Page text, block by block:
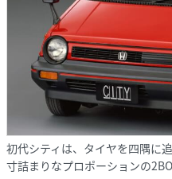
初代シティは、タイヤを四隅に
寸詰まりなプロポーションの